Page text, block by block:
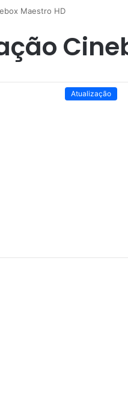
Maestro HD
Atualização